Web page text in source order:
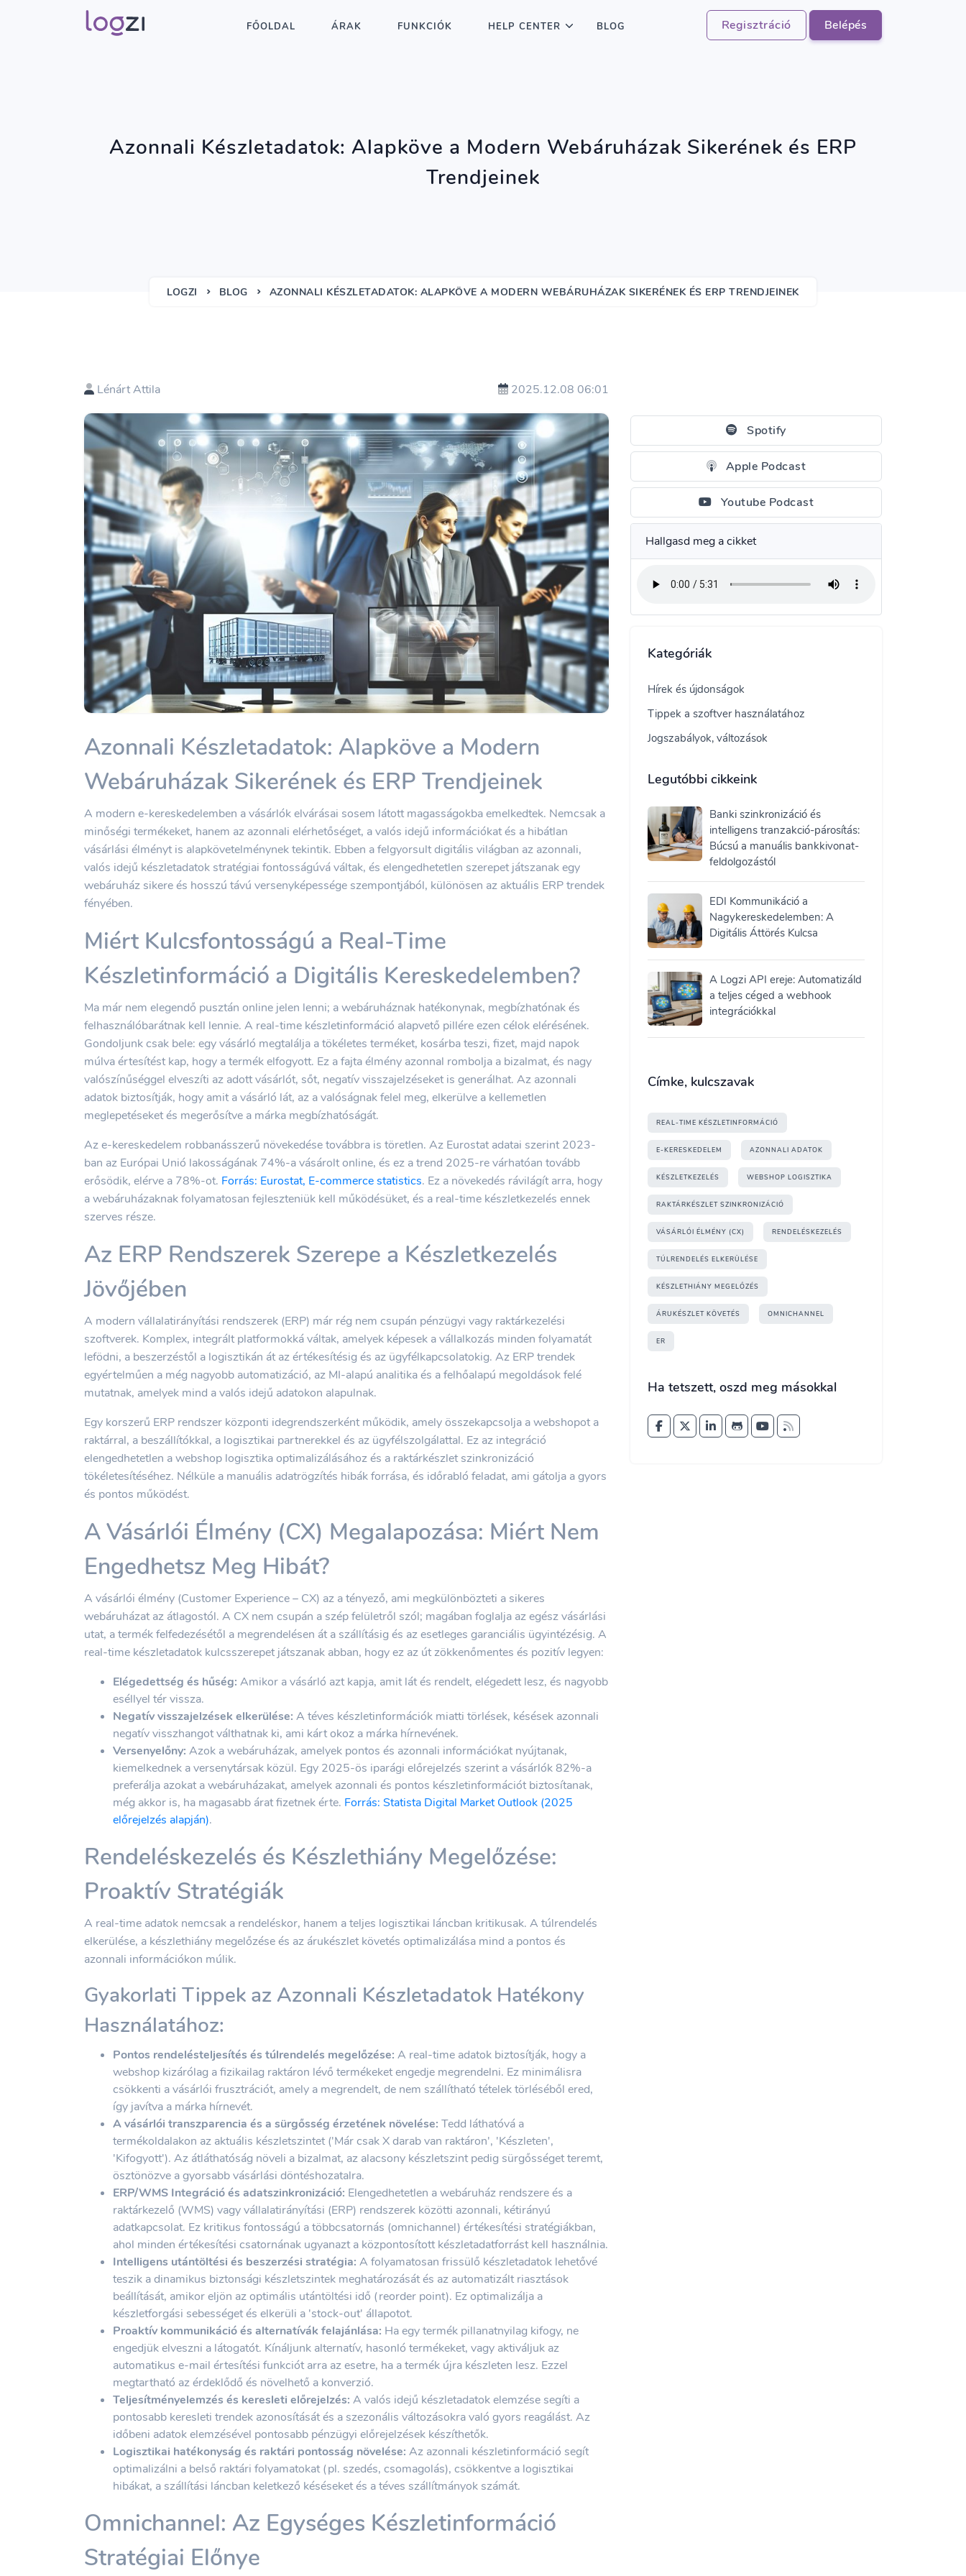
Regisztráció Belépés
FŐOLDAL ÁRAK FUNKCIÓK HELP CENTER BLOG
Azonnali Készletadatok: Alapköve a Modern Webáruházak Sikerének és ERP
Trendjeinek
LOGZI BLOG AZONNALI KÉSZLETADATOK: ALAPKÖVE A MODERN WEBÁRUHÁZAK SIKERÉNEK ÉS ERP TRENDJEINEK
Lénárt Attila 2025.12.08 06:01
Azonnali Készletadatok: Alapköve a Modern
Webáruházak Sikerének és ERP Trendjeinek
A modern e-kereskedelemben a vásárlók elvárásai sosem látott magasságokba emelkedtek. Nemcsak a
minőségi termékeket, hanem az azonnali elérhetőséget, a valós idejű információkat és a hibátlan
vásárlási élményt is alapkövetelménynek tekintik. Ebben a felgyorsult digitális világban az azonnali,
valós idejű készletadatok stratégiai fontosságúvá váltak, és elengedhetetlen szerepet játszanak egy
webáruház sikere és hosszú távú versenyképessége szempontjából, különösen az aktuális ERP trendek
fényében.
Miért Kulcsfontosságú a Real-Time
Készletinformáció a Digitális Kereskedelemben?
Ma már nem elegendő pusztán online jelen lenni; a webáruháznak hatékonynak, megbízhatónak és
felhasználóbarátnak kell lennie. A real-time készletinformáció alapvető pillére ezen célok elérésének.
Gondoljunk csak bele: egy vásárló megtalálja a tökéletes terméket, kosárba teszi, fizet, majd napok
múlva értesítést kap, hogy a termék elfogyott. Ez a fajta élmény azonnal rombolja a bizalmat, és nagy
valószínűséggel elveszíti az adott vásárlót, sőt, negatív visszajelzéseket is generálhat. Az azonnali
adatok biztosítják, hogy amit a vásárló lát, az a valóságnak felel meg, elkerülve a kellemetlen
meglepetéseket és megerősítve a márka megbízhatóságát.
Az e-kereskedelem robbanásszerű növekedése továbbra is töretlen. Az Eurostat adatai szerint 2023-
ban az Európai Unió lakosságának 74%-a vásárolt online, és ez a trend 2025-re várhatóan tovább
erősödik, elérve a 78%-ot. Forrás: Eurostat, E-commerce statistics. Ez a növekedés rávilágít arra, hogy
a webáruházaknak folyamatosan fejleszteniük kell működésüket, és a real-time készletkezelés ennek
szerves része.
Az ERP Rendszerek Szerepe a Készletkezelés
Jövőjében
A modern vállalatirányítási rendszerek (ERP) már rég nem csupán pénzügyi vagy raktárkezelési
szoftverek. Komplex, integrált platformokká váltak, amelyek képesek a vállalkozás minden folyamatát
lefödni, a beszerzéstől a logisztikán át az értékesítésig és az ügyfélkapcsolatokig. Az ERP trendek
egyértelműen a még nagyobb automatizáció, az MI-alapú analitika és a felhőalapú megoldások felé
mutatnak, amelyek mind a valós idejű adatokon alapulnak.
Egy korszerű ERP rendszer központi idegrendszerként működik, amely összekapcsolja a webshopot a
raktárral, a beszállítókkal, a logisztikai partnerekkel és az ügyfélszolgálattal. Ez az integráció
elengedhetetlen a webshop logisztika optimalizálásához és a raktárkészlet szinkronizáció
tökéletesítéséhez. Nélküle a manuális adatrögzítés hibák forrása, és időrabló feladat, ami gátolja a gyors
és pontos működést.
A Vásárlói Élmény (CX) Megalapozása: Miért Nem
Engedhetsz Meg Hibát?
A vásárlói élmény (Customer Experience – CX) az a tényező, ami megkülönbözteti a sikeres
webáruházat az átlagostól. A CX nem csupán a szép felületről szól; magában foglalja az egész vásárlási
utat, a termék felfedezésétől a megrendelésen át a szállításig és az esetleges garanciális ügyintézésig. A
real-time készletadatok kulcsszerepet játszanak abban, hogy ez az út zökkenőmentes és pozitív legyen:
Elégedettség és hűség: Amikor a vásárló azt kapja, amit lát és rendelt, elégedett lesz, és nagyobb
eséllyel tér vissza.
Negatív visszajelzések elkerülése: A téves készletinformációk miatti törlések, késések azonnali
negatív visszhangot válthatnak ki, ami kárt okoz a márka hírnevének.
Versenyelőny: Azok a webáruházak, amelyek pontos és azonnali információkat nyújtanak,
kiemelkednek a versenytársak közül. Egy 2025-ös iparági előrejelzés szerint a vásárlók 82%-a
preferálja azokat a webáruházakat, amelyek azonnali és pontos készletinformációt biztosítanak,
még akkor is, ha magasabb árat fizetnek érte. Forrás: Statista Digital Market Outlook (2025
előrejelzés alapján).
Rendeléskezelés és Készlethiány Megelőzése:
Proaktív Stratégiák
A real-time adatok nemcsak a rendeléskor, hanem a teljes logisztikai láncban kritikusak. A túlrendelés
elkerülése, a készlethiány megelőzése és az árukészlet követés optimalizálása mind a pontos és
azonnali információkon múlik.
Gyakorlati Tippek az Azonnali Készletadatok Hatékony
Használatához:
Pontos rendelésteljesítés és túlrendelés megelőzése: A real-time adatok biztosítják, hogy a
webshop kizárólag a fizikailag raktáron lévő termékeket engedje megrendelni. Ez minimálisra
csökkenti a vásárlói frusztrációt, amely a megrendelt, de nem szállítható tételek törléséből ered,
így javítva a márka hírnevét.
A vásárlói transzparencia és a sürgősség érzetének növelése: Tedd láthatóvá a
termékoldalakon az aktuális készletszintet ('Már csak X darab van raktáron', 'Készleten',
'Kifogyott'). Az átláthatóság növeli a bizalmat, az alacsony készletszint pedig sürgősséget teremt,
ösztönözve a gyorsabb vásárlási döntéshozatalra.
ERP/WMS Integráció és adatszinkronizáció: Elengedhetetlen a webáruház rendszere és a
raktárkezelő (WMS) vagy vállalatirányítási (ERP) rendszerek közötti azonnali, kétirányú
adatkapcsolat. Ez kritikus fontosságú a többcsatornás (omnichannel) értékesítési stratégiákban,
ahol minden értékesítési csatornának ugyanazt a központosított készletadatforrást kell használnia.
Intelligens utántöltési és beszerzési stratégia: A folyamatosan frissülő készletadatok lehetővé
teszik a dinamikus biztonsági készletszintek meghatározását és az automatizált riasztások
beállítását, amikor eljön az optimális utántöltési idő (reorder point). Ez optimalizálja a
készletforgási sebességet és elkerüli a 'stock-out' állapotot.
Proaktív kommunikáció és alternatívák felajánlása: Ha egy termék pillanatnyilag kifogy, ne
engedjük elveszni a látogatót. Kínáljunk alternatív, hasonló termékeket, vagy aktiváljuk az
automatikus e-mail értesítési funkciót arra az esetre, ha a termék újra készleten lesz. Ezzel
megtartható az érdeklődő és növelhető a konverzió.
Teljesítményelemzés és keresleti előrejelzés: A valós idejű készletadatok elemzése segíti a
pontosabb keresleti trendek azonosítását és a szezonális változásokra való gyors reagálást. Az
időbeni adatok elemzésével pontosabb pénzügyi előrejelzések készíthetők.
Logisztikai hatékonyság és raktári pontosság növelése: Az azonnali készletinformáció segít
optimalizálni a belső raktári folyamatokat (pl. szedés, csomagolás), csökkentve a logisztikai
hibákat, a szállítási láncban keletkező késéseket és a téves szállítmányok számát.
Omnichannel: Az Egységes Készletinformáció
Stratégiai Előnye
Spotify
Apple Podcast
Youtube Podcast
Hallgasd meg a cikket
Kategóriák
Hírek és újdonságok
Tippek a szoftver használatához
Jogszabályok, változások
Legutóbbi cikkeink
Banki szinkronizáció és
intelligens tranzakció-párosítás:
Búcsú a manuális bankkivonat-
feldolgozástól
EDI Kommunikáció a
Nagykereskedelemben: A
Digitális Áttörés Kulcsa
A Logzi API ereje: Automatizáld
a teljes céged a webhook
integrációkkal
Címke, kulcszavak
REAL-TIME KÉSZLETINFORMÁCIÓ
E-KERESKEDELEM AZONNALI ADATOK
KÉSZLETKEZELÉS WEBSHOP LOGISZTIKA
RAKTÁRKÉSZLET SZINKRONIZÁCIÓ
VÁSÁRLÓI ÉLMÉNY (CX) RENDELÉSKEZELÉS
TÚLRENDELÉS ELKERÜLÉSE
KÉSZLETHIÁNY MEGELŐZÉS
ÁRUKÉSZLET KÖVETÉS OMNICHANNEL
ER
Ha tetszett, oszd meg másokkal